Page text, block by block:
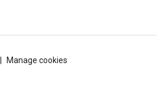
Manage cookies